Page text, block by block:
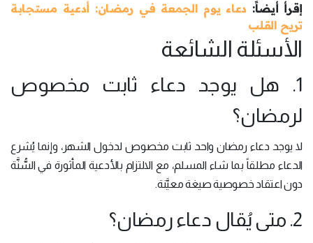
إقرأ أيضاً: دعاء يوم الجمعة في رمضان: أدعية مستجابة
تريح القلب
الأسئلة الشائعة
1. هل يوجد دعاء ثابت مخصوص
لرمضان؟
لا يوجد دعاء رمضان واحد ثابت مخصوص لدخول الشهر، وإنما يُشرع
الدعاء مطلقاً بما شاء المسلم، مع الالتزام بالأدعية المأثورة في السُّنَّة
دون اعتقاد خصوصية صيغة معيَّنة.
2. متى يُقال دعاء رمضان؟